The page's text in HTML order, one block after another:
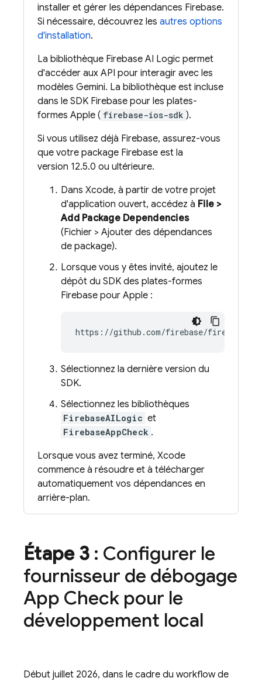
installer et gérer les dépendances Firebase.
Si nécessaire, découvrez les autres options
d'installation.
La bibliothèque Firebase AI Logic permet
d'accéder aux API pour interagir avec les
modèles Gemini. La bibliothèque est incluse
dans le SDK Firebase pour les plates-
formes Apple ( firebase-ios-sdk ).
Si vous utilisez déjà Firebase, assurez-vous
que votre package Firebase est la
version 12.5.0 ou ultérieure.
Dans Xcode, à partir de votre projet
d'application ouvert, accédez à File >
Add Package Dependencies
(Fichier > Ajouter des dépendances
de package).
Lorsque vous y êtes invité, ajoutez le
dépôt du SDK des plates-formes
Firebase pour Apple :
Sélectionnez la dernière version du
SDK.
Sélectionnez les bibliothèques
FirebaseAILogic et
FirebaseAppCheck .
Lorsque vous avez terminé, Xcode
commence à résoudre et à télécharger
automatiquement vos dépendances en
arrière-plan.
Étape 3: Configurer le
fournisseur de débogage
App Check pour le
développement local
Début juillet 2026, dans le cadre du workflow de